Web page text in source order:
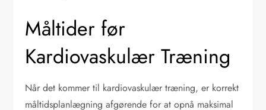
Måltider før
Kardiovaskulær Træning
Når det kommer til kardiovaskulær træning, er korrekt
måltidsplanlægning afgørende for at opnå maksimal